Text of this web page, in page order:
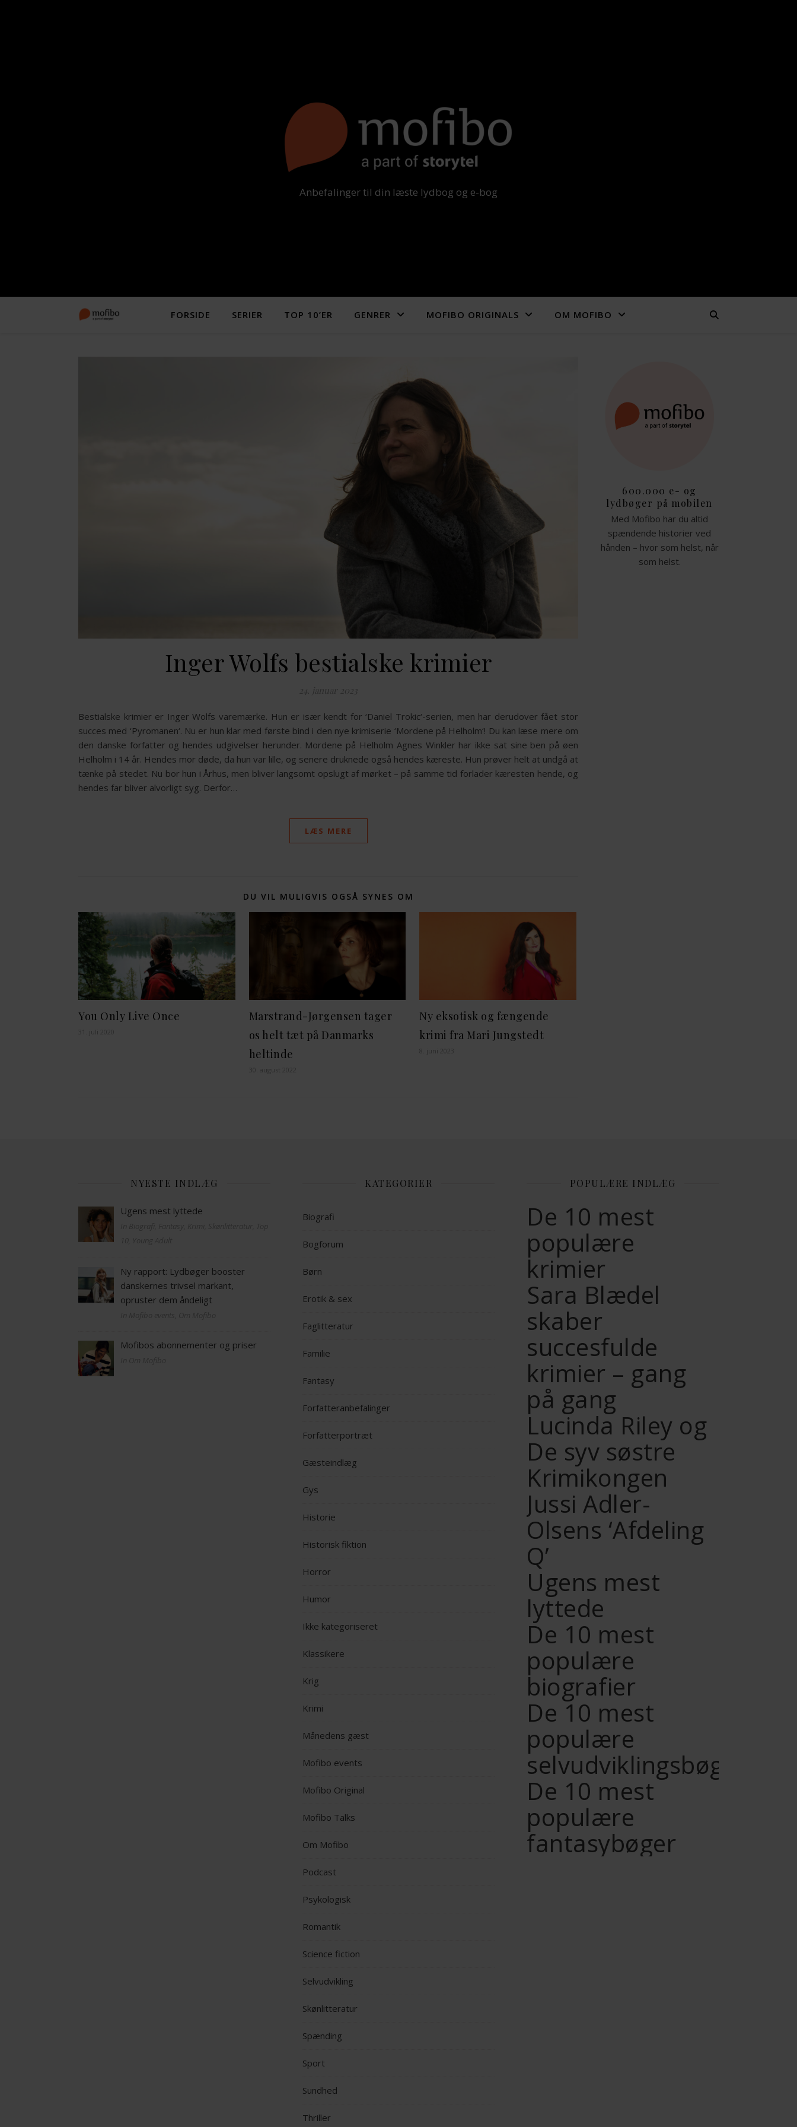
Anbefalinger til din læste lydbog og e-bog
FORSIDE SERIER TOP 10’ER GENRER MOFIBO ORIGINALS OM MOFIBO
Inger Wolfs bestialske krimier
24. januar 2023
Bestialske krimier er Inger Wolfs varemærke. Hun er især kendt for ‘Daniel Trokic‘-serien, men har derudover fået stor
succes med ‘Pyromanen‘. Nu er hun klar med første bind i den nye krimiserie ‘Mordene på Helholm‘! Du kan læse mere om
den danske forfatter og hendes udgivelser herunder. Mordene på Helholm Agnes Winkler har ikke sat sine ben på øen
Helholm i 14 år. Hendes mor døde, da hun var lille, og senere druknede også hendes kæreste. Hun prøver helt at undgå at
tænke på stedet. Nu bor hun i Århus, men bliver langsomt opslugt af mørket – på samme tid forlader kæresten hende, og
hendes far bliver alvorligt syg. Derfor…
LÆS MERE
DU VIL MULIGVIS OGSÅ SYNES OM
You Only Live Once
Marstrand-Jørgensen tager
os helt tæt på Danmarks
heltinde
30. august 2022
Ny eksotisk og fængende
krimi fra Mari Jungstedt
600.000 e- og
lydbøger på mobilen
Med Mofibo har du altid
spændende historier ved
hånden – hvor som helst, når
som helst.
NYESTE INDLÆG
Ugens mest lyttede
Ny rapport: Lydbøger booster
danskernes trivsel markant,
opruster dem åndeligt
Mofibos abonnementer og priser
KATEGORIER
Biografi
Bogforum
Børn
Erotik & sex
Faglitteratur
Familie
Fantasy
Forfatteranbefalinger
Forfatterportræt
Gæsteindlæg
Gys
Historie
Historisk fiktion
Horror
Humor
Ikke kategoriseret
Klassikere
Krig
Krimi
Månedens gæst
Mofibo events
Mofibo Original
Mofibo Talks
Om Mofibo
Podcast
Psykologisk
Romantik
Science fiction
Selvudvikling
Skønlitteratur
Spænding
Sport
Sundhed
Thriller
POPULÆRE INDLÆG
De 10 mest
populære
krimier
Sara Blædel
skaber
succesfulde
krimier – gang
på gang
Lucinda Riley og
De syv søstre
Krimikongen
Jussi Adler-
Olsens ‘Afdeling
Q’
Ugens mest
lyttede
De 10 mest
populære
biografier
De 10 mest
populære
selvudviklingsbøger
De 10 mest
populære
fantasybøger